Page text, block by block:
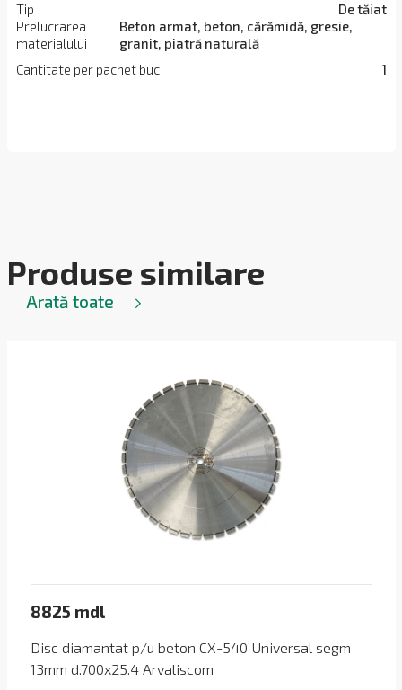
Tip
De tăiat
Prelucrarea
materialului
Beton armat, beton, cărămidă, gresie,
granit, piatră naturală
Cantitate per pachet buc
1
Produse similare
Arată toate
8825 mdl
Disc diamantat p/u beton CX-540 Universal segm
13mm d.700x25.4 Arvaliscom